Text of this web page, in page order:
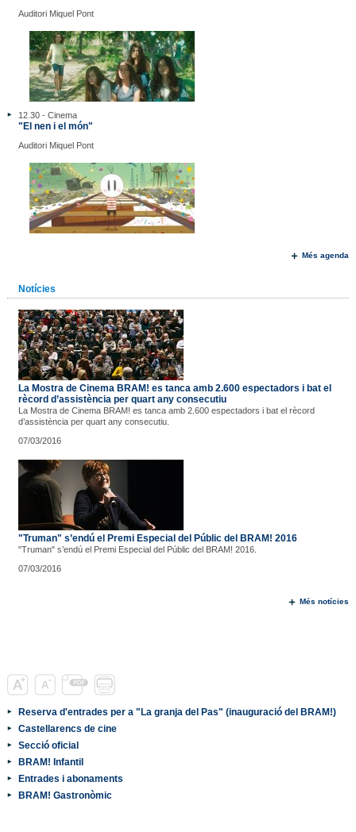
Auditori Miquel Pont
12.30 - Cinema
"El nen i el món"
Auditori Miquel Pont
Més agenda
Notícies
La Mostra de Cinema BRAM! es tanca amb 2.600 espectadors i bat el
rècord d’assistència per quart any consecutiu
La Mostra de Cinema BRAM! es tanca amb 2.600 espectadors i bat el rècord
d’assistència per quart any consecutiu.
07/03/2016
"Truman" s’endú el Premi Especial del Públic del BRAM! 2016
"Truman" s’endú el Premi Especial del Públic del BRAM! 2016.
07/03/2016
Més notícies
Reserva d'entrades per a "La granja del Pas" (inauguració del BRAM!)
Castellarencs de cine
Secció oficial
BRAM! Infantil
Entrades i abonaments
BRAM! Gastronòmic